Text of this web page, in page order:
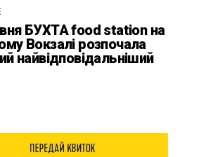
БУХТА food station на
Вокзалі розпочала
найвідповідальніший